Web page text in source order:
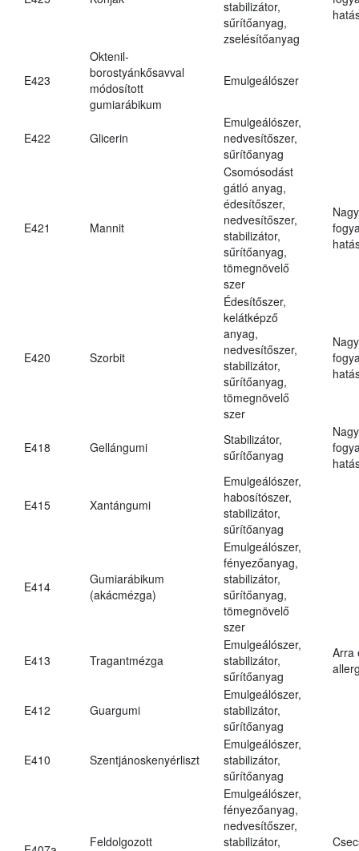
stabilizátor,
sűrítőanyag,
zselésítőanyag
E423
Oktenil-
borostyánkősavval
módosított
gumiarábikum
Emulgeálószer
E422 Glicerin
Emulgeálószer,
nedvesítőszer,
sűrítőanyag
E421 Mannit
Csomósodást
gátló anyag,
édesítőszer,
nedvesítőszer,
stabilizátor,
sűrítőanyag,
tömegnövelő
szer
E420 Szorbit
Édesítőszer,
kelátképző
anyag,
nedvesítőszer,
stabilizátor,
sűrítőanyag,
tömegnövelő
szer
E418 Gellángumi
Stabilizátor,
sűrítőanyag
E415 Xantángumi
Emulgeálószer,
habosítószer,
stabilizátor,
sűrítőanyag
E414
Gumiarábikum
(akácmézga)
Emulgeálószer,
fényezőanyag,
stabilizátor,
sűrítőanyag,
tömegnövelő
szer
E413 Tragantmézga
Emulgeálószer,
stabilizátor,
sűrítőanyag
Arra
E412 Guargumi
Emulgeálószer,
stabilizátor,
sűrítőanyag
E410 Szentjánoskenyérliszt
Emulgeálószer,
stabilizátor,
sűrítőanyag
Feldolgozott
Emulgeálószer,
fényezőanyag,
nedvesítőszer,
stabilizátor,